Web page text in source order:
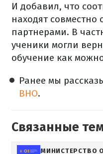
И добавил, что
находят совместно
партнерами. В
ученики могли
обучение как
Ранее мы
ВНО.
Связанные
МИНИСТЕРСТВО